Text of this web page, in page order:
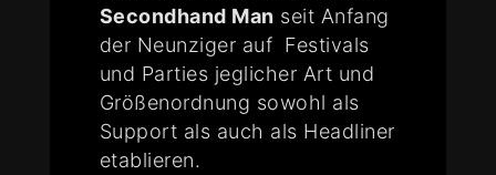
Secondhand Man seit Anfang
der Neunziger auf Festivals
und Parties jeglicher Art und
Größenordnung sowohl als
Support als auch als Headliner
etablieren.